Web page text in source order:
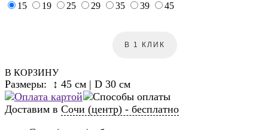
15
19 25 29 35 39 45
В КОРЗИНУ
В 1 КЛИК
Размеры: ↕ 45 см | D 30 см
Доставим в Сочи (центр) - бесплатно